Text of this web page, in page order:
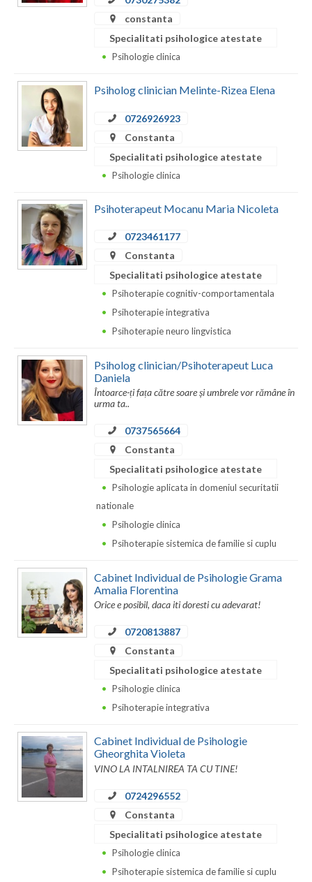
constanta
Specialitati psihologice atestate
Psihologie clinica
Psiholog clinician Melinte-Rizea Elena
0726926923
Constanta
Specialitati psihologice atestate
Psihologie clinica
Psihoterapeut Mocanu Maria Nicoleta
0723461177
Constanta
Specialitati psihologice atestate
Psihoterapie cognitiv-comportamentala
Psihoterapie integrativa
Psihoterapie neuro lingvistica
Psiholog clinician/Psihoterapeut Luca
Daniela
Întoarce-ți fața către soare și umbrele vor rămâne în
urma ta..
0737565664
Constanta
Specialitati psihologice atestate
Psihologie aplicata in domeniul securitatii
nationale
Psihologie clinica
Psihoterapie sistemica de familie si cuplu
Cabinet Individual de Psihologie Grama
Amalia Florentina
Orice e posibil, daca iti doresti cu adevarat!
0720813887
Constanta
Specialitati psihologice atestate
Psihologie clinica
Psihoterapie integrativa
Cabinet Individual de Psihologie
Gheorghita Violeta
VINO LA INTALNIREA TA CU TINE!
0724296552
Constanta
Specialitati psihologice atestate
Psihologie clinica
Psihoterapie sistemica de familie si cuplu